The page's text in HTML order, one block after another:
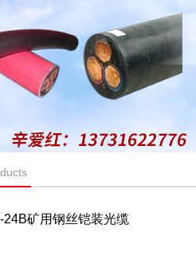
24B矿用钢丝铠装光缆